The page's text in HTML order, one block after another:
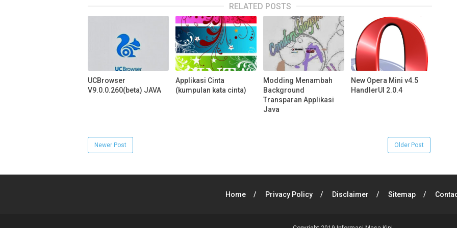
RELATED POSTS
UCBrowser
V9.0.0.260(beta) JAVA
Applikasi Cinta
(kumpulan kata cinta)
Modding Menambah
Background
Transparan Applikasi
Java
New Opera Mini v4.5
HandlerUI 2.0.4
Newer Post Older Post
Home Privacy Policy Disclaimer Sitemap